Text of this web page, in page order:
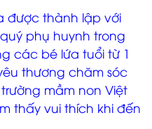
được thành lập với
phụ huynh trong
các bé lứa tuổi từ 1
thương chăm sóc
mầm non Việt
thấy vui thích khi đến